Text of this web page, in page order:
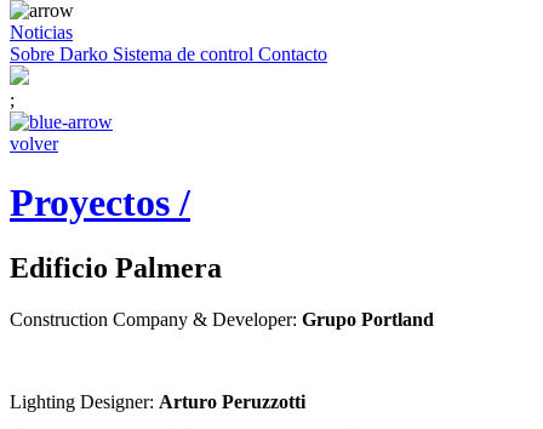
Noticias
Sobre Darko Sistema de control Contacto
;
volver
Proyectos /
Edificio Palmera
Construction Company & Developer: Grupo Portland
Lighting Designer: Arturo Peruzzotti